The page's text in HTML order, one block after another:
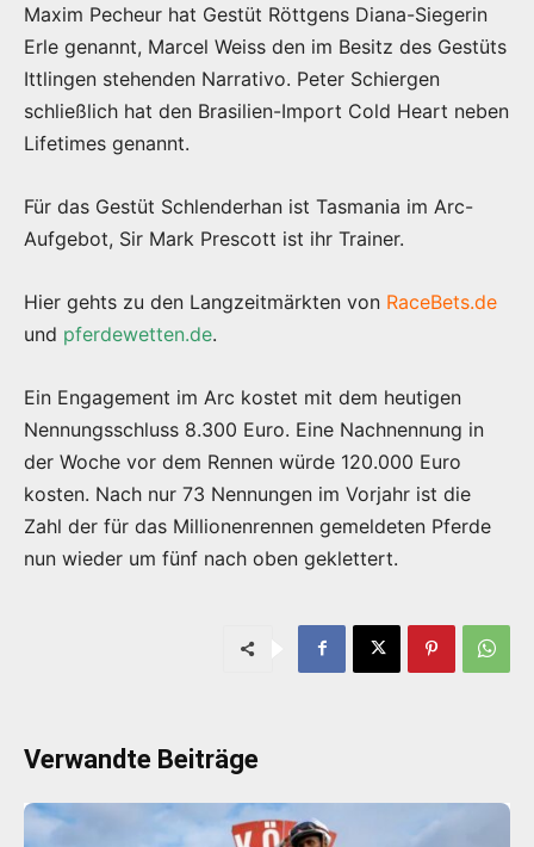
Maxim Pecheur hat Gestüt Röttgens Diana-Siegerin
Erle genannt, Marcel Weiss den im Besitz des Gestüts
Ittlingen stehenden Narrativo. Peter Schiergen
schließlich hat den Brasilien-Import Cold Heart neben
Lifetimes genannt.
Für das Gestüt Schlenderhan ist Tasmania im Arc-
Aufgebot, Sir Mark Prescott ist ihr Trainer.
Hier gehts zu den Langzeitmärkten von RaceBets.de
und pferdewetten.de.
Ein Engagement im Arc kostet mit dem heutigen
Nennungsschluss 8.300 Euro. Eine Nachnennung in
der Woche vor dem Rennen würde 120.000 Euro
kosten. Nach nur 73 Nennungen im Vorjahr ist die
Zahl der für das Millionenrennen gemeldeten Pferde
nun wieder um fünf nach oben geklettert.
Verwandte Beiträge